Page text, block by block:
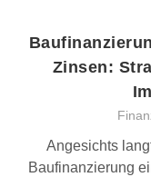
Zinsen:
Angesichts
Baufinanzierung